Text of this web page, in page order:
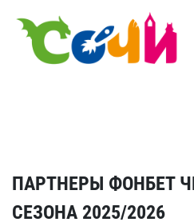
ПАРТНЕРЫ ФОНБЕТ
СЕЗОНА 2025/2026